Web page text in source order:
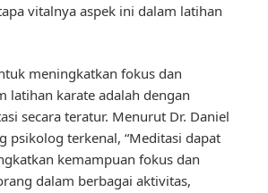
vitalnya aspek ini dalam latihan
meningkatkan fokus dan
latihan karate adalah dengan
secara teratur. Menurut Dr. Daniel
psikolog terkenal, “Meditasi dapat
kemampuan fokus dan
dalam berbagai aktivitas,